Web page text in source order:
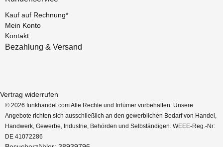
Kauf auf Rechnung*
Mein Konto
Kontakt
Bezahlung & Versand
Vertrag widerrufen
© 2026 funkhandel.com Alle Rechte und Irrtümer vorbehalten. Unsere
Angebote richten sich ausschließlich an den gewerblichen Bedarf von Handel,
Handwerk, Gewerbe, Industrie, Behörden und Selbständigen. WEEE-Reg.-Nr:
DE 41072286